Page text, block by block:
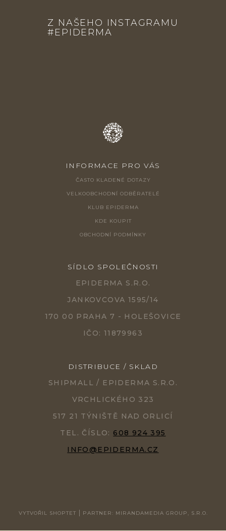
Z NAŠEHO INSTAGRAMU
#EPIDERMA
INFORMACE PRO VÁS
ČASTO KLADENÉ DOTAZY
VELKOOBCHODNÍ ODBĚRATELÉ
KLUB EPIDERMA
KDE KOUPIT
OBCHODNÍ PODMÍNKY
SÍDLO SPOLEČNOSTI
EPIDERMA S.R.O.
JANKOVCOVA 1595/14
170 00 PRAHA 7 - HOLEŠOVICE
IČO: 11879963
DISTRIBUCE / SKLAD
SHIPMALL / EPIDERMA S.R.O.
VRCHLICKÉHO 323
517 21 TÝNIŠTĚ NAD ORLICÍ
TEL. ČÍSLO: 608 924 395
INFO@EPIDERMA.CZ
VYTVOŘIL SHOPTET PARTNER: MIRANDAMEDIA GROUP, S.R.O.